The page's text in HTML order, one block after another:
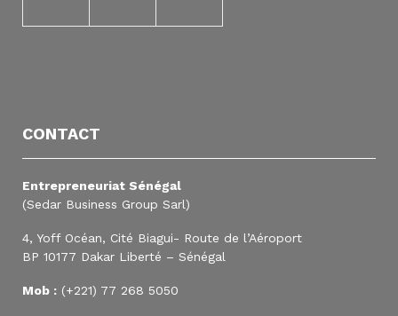
CONTACT
Entrepreneuriat Sénégal
(Sedar Business Group Sarl)
4, Yoff Océan, Cité Biagui- Route de l’Aéroport
BP 10177 Dakar Liberté – Sénégal
Mob : (+221) 77 268 5050